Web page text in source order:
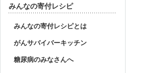
みんなの寄付レシピ
みんなの寄付レシピとは
がんサバイバーキッチン
糖尿病のみなさんへ